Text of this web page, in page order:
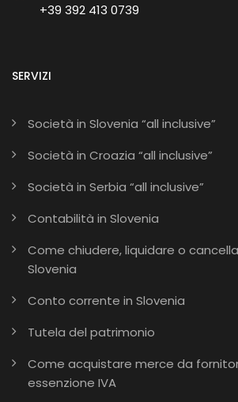
+39 392 413 0739
SERVIZI
Società in Slovenia “all inclusive”
Società in Croazia “all inclusive”
Società in Serbia “all inclusive”
Contabilità in Slovenia
Come chiudere, liquidare o
Slovenia
Conto corrente in Slovenia
Tutela del patrimonio
Come acquistare merce da
essenzione IVA